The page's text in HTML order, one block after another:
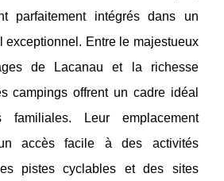
parfaitement intégrés dans un
exceptionnel. Entre le majestueux
de Lacanau et la richesse
campings offrent un cadre idéal
familiales. Leur emplacement
accès facile à des activités
pistes cyclables et des sites